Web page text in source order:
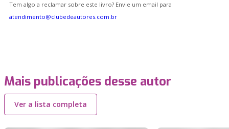
Tem algo a reclamar sobre este livro? Envie um email para
atendimento@clubedeautores.com.br
Mais publicações desse autor
Ver a lista completa